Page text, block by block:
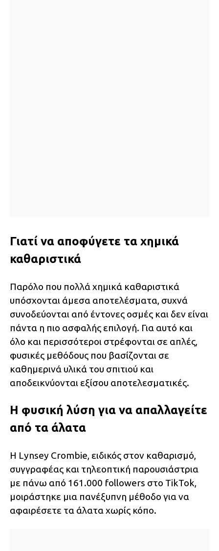
Γιατί να αποφύγετε τα χημικά
καθαριστικά
Παρόλο που πολλά χημικά καθαριστικά
υπόσχονται άμεσα αποτελέσματα, συχνά
συνοδεύονται από έντονες οσμές και δεν είναι
πάντα η πιο ασφαλής επιλογή. Για αυτό και
όλο και περισσότεροι στρέφονται σε απλές,
φυσικές μεθόδους που βασίζονται σε
καθημερινά υλικά του σπιτιού και
αποδεικνύονται εξίσου αποτελεσματικές.
Η φυσική λύση για να απαλλαγείτε
από τα άλατα
Η Lynsey Crombie, ειδικός στον καθαρισμό,
συγγραφέας και τηλεοπτική παρουσιάστρια
με πάνω από 161.000 followers στο TikTok,
μοιράστηκε μια πανέξυπνη μέθοδο για να
αφαιρέσετε τα άλατα χωρίς κόπο.